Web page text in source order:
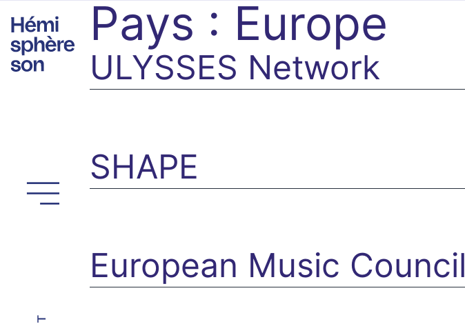
au
contenu
Pays : Europe
ULYSSES Network
SHAPE
European Music Council